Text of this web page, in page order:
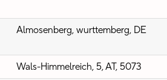
Almosenberg, wurttemberg, DE
Wals-Himmelreich, 5, AT, 5073